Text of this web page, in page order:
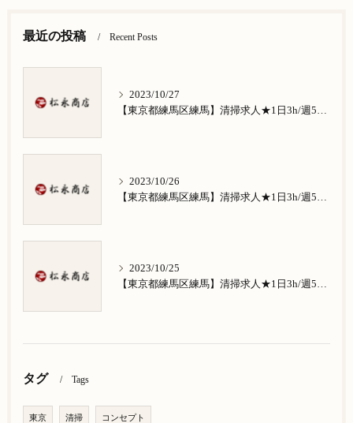
最近の投稿 Recent Posts
2023/10/27
【東京都練馬区練馬】清掃求人★1日3h/週5日/祝日お休み★谷原在住の方歓迎
2023/10/26
【東京都練馬区練馬】清掃求人★1日3h/週5日/祝日お休み★南田中在住の方歓迎
2023/10/25
【東京都練馬区練馬】清掃求人★1日3h/週5日/祝日お休み★南大泉在住の方歓迎
タグ Tags
東京 清掃 コンセプト